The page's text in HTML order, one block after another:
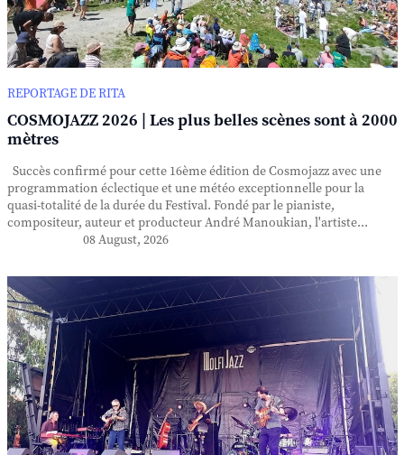
REPORTAGE DE RITA
COSMOJAZZ 2026 | Les plus belles scènes sont à 2000
mètres
Succès confirmé pour cette 16ème édition de Cosmojazz avec une
programmation éclectique et une météo exceptionnelle pour la
quasi-totalité de la durée du Festival. Fondé par le pianiste,
compositeur, auteur et producteur André Manoukian, l'artiste...
08 August, 2026